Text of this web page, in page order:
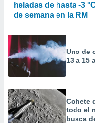
heladas de hasta -3
de semana en la RM
Uno de
13 a 15
Cohete
todo el
busca